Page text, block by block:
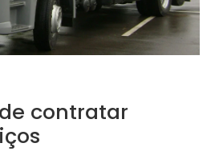
contratar